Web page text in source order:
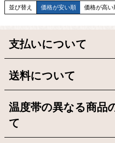
並び替え 価格が安い順 価格が高い
支払いについて
送料について
温度帯の異なる商品
て